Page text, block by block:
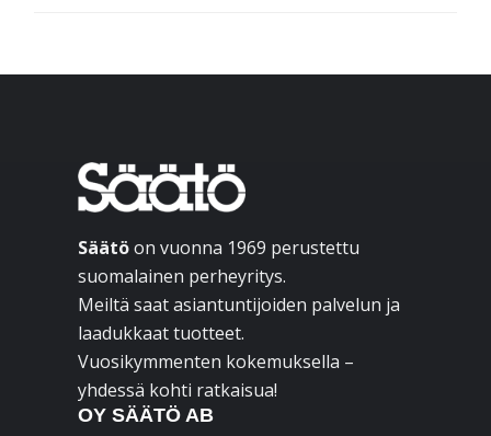
Footer
Säätöon vuonna 1969 perustettu
suomalainen perheyritys.
Meiltä saat asiantuntijoiden palvelun ja
laadukkaat tuotteet.
Vuosikymmenten kokemuksella –
yhdessä kohti ratkaisua!
OY SÄÄTÖ AB